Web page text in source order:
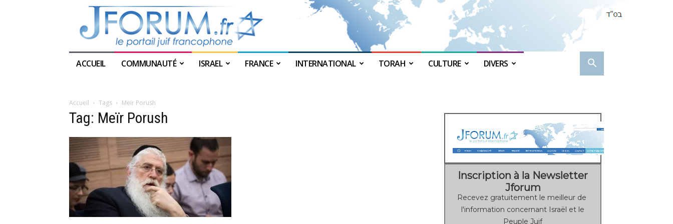
ACCUEIL COMMUNAUTÉ ISRAEL FRANCE INTERNATIONAL TORAH CULTURE DIVERS
Accueil Tags Meïr Porush
Tag: Meïr Porush
Inscription à la Newsletter
Jforum
Recevez gratuitement le meilleur de
l'information concernant Israël et le
Peuple Juif